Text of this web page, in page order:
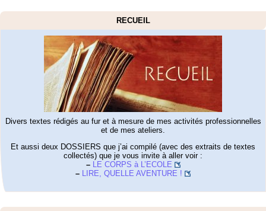
RECUEIL
Divers textes rédigés au fur et à mesure de mes activités professionnelles
et de mes ateliers.
Et aussi deux DOSSIERS que j’ai compilé (avec des extraits de textes
collectés) que je vous invite à aller voir :
– LE CORPS à L’ECOLE
– LIRE, QUELLE AVENTURE !